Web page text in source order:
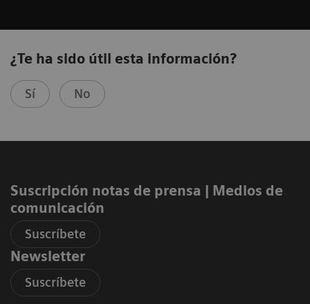
¿Te ha sido útil esta información?
Sí No
Suscripción notas de prensa ​| Medios de
comunicación
Suscríbete
Newsletter
Suscríbete